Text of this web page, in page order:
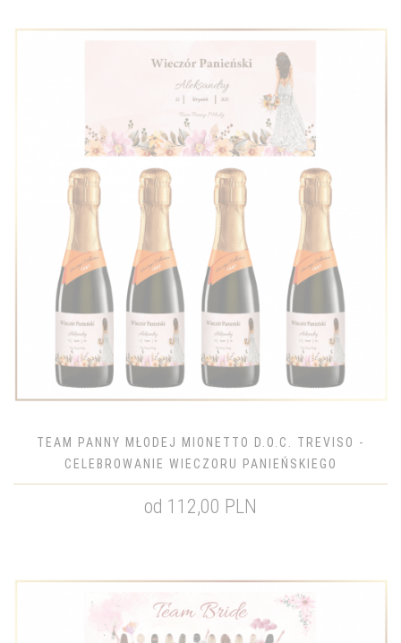
TEAM PANNY MŁODEJ MIONETTO D.O.C. TREVISO -
CELEBROWANIE WIECZORU PANIEŃSKIEGO
od 112,00 PLN